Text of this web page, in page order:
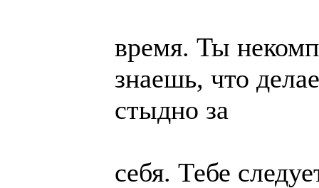
время. Ты
знаешь, что
стыдно за
себя. Тебе